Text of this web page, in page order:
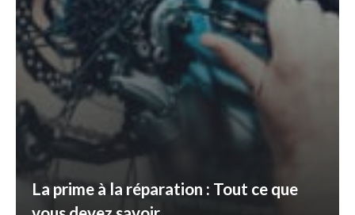
La prime à la réparation : Tout ce que